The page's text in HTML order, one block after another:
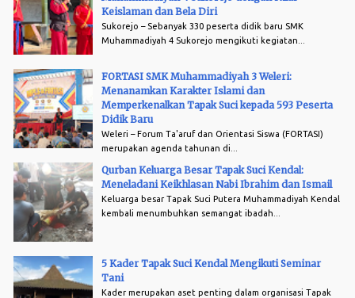
Keislaman dan Bela Diri
Sukorejo – Sebanyak 330 peserta didik baru SMK
Muhammadiyah 4 Sukorejo mengikuti kegiatan...
FORTASI SMK Muhammadiyah 3 Weleri:
Menanamkan Karakter Islami dan
Memperkenalkan Tapak Suci kepada 593 Peserta
Didik Baru
Weleri – Forum Ta'aruf dan Orientasi Siswa (FORTASI)
merupakan agenda tahunan di...
Qurban Keluarga Besar Tapak Suci Kendal:
Meneladani Keikhlasan Nabi Ibrahim dan Ismail
Keluarga besar Tapak Suci Putera Muhammadiyah Kendal
kembali menumbuhkan semangat ibadah...
5 Kader Tapak Suci Kendal Mengikuti Seminar
Tani
Kader merupakan aset penting dalam organisasi Tapak